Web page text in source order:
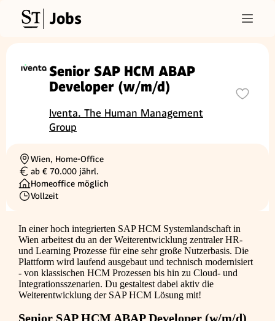
Jobs
Senior SAP HCM ABAP
Developer (w/m/d)
Iventa. The Human Management
Group
Ortschaft
Wien, Home-Office
Gehalt
ab € 70.000 jährl.
Homeoffice möglich
Beschäftigungsart
Vollzeit
In einer hoch integrierten SAP HCM Systemlandschaft in
Wien arbeitest du an der Weiterentwicklung zentraler HR-
und Learning Prozesse für eine sehr große Nutzerbasis. Die
Plattform wird laufend ausgebaut und technisch modernisiert
- von klassischen HCM Prozessen bis hin zu Cloud- und
Integrationsszenarien. Du gestaltest dabei aktiv die
Weiterentwicklung der SAP HCM Lösung mit!
Senior SAP HCM ABAP Developer (w/m/d)